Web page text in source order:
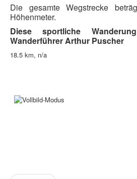
Die gesamte Wegstrecke
Höhenmeter.
Diese sportliche
Wanderführer Arthur Puscher
18.5 km, n/a